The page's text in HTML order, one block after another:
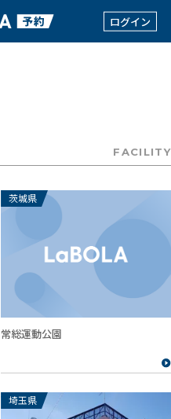
ログイン
FACILITY
茨城県
常総運動公園
埼玉県